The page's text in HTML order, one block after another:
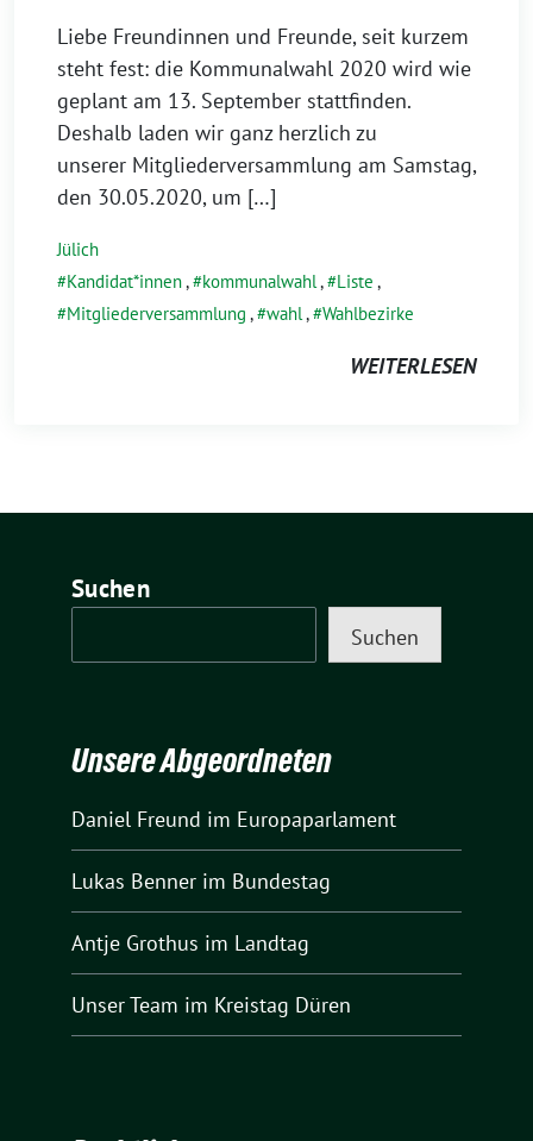
Liebe Freundinnen und Freunde, seit kurzem
steht fest: die Kommunalwahl 2020 wird wie
geplant am 13. September stattfinden.
Deshalb laden wir ganz herzlich zu
unserer Mitgliederversammlung am Samstag,
den 30.05.2020, um […]
Jülich
Kandidat*innen, kommunalwahl, Liste ,
Mitgliederversammlung , wahl, Wahlbezirke
WEITERLESEN
Suchen
Suchen
Unsere Abgeordneten
Daniel Freund im Europaparlament
Lukas Benner im Bundestag
Antje Grothus im Landtag
Unser Team im Kreistag Düren